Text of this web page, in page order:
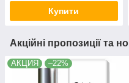
Купити
Акційні пропозиції та
АКЦИЯ –22%